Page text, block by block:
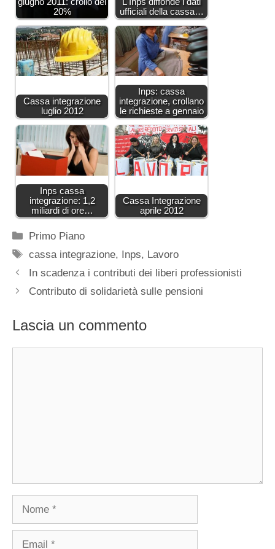
20%
ufficiali della cassa…
Cassa integrazione
luglio 2012
Inps: cassa
integrazione, crollano
le richieste a gennaio
Inps cassa
integrazione: 1,2
miliardi di ore…
Cassa Integrazione
aprile 2012
Categorie
Primo Piano
Tag
cassa integrazione, Inps, Lavoro
In scadenza i contributi dei liberi professionisti
Contributo di solidarietà sulle pensioni
Lascia un commento
Nome
Email